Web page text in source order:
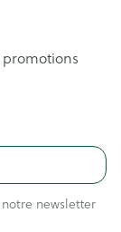
notre newsletter